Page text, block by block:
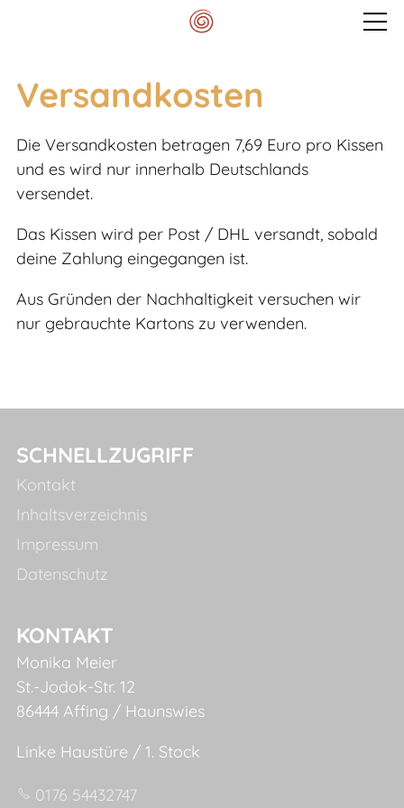
Veranstaltungen
Mein Spektrum
Blog
Meditationskissen
Kontakt
Versandkosten
Die Versandkosten betragen 7,69 Euro pro Kissen
und es wird nur innerhalb Deutschlands
versendet.
Das Kissen wird per Post / DHL versandt, sobald
deine Zahlung eingegangen ist.
Aus Gründen der Nachhaltigkeit versuchen wir
nur gebrauchte Kartons zu verwenden.
SCHNELLZUGRIFF
Kontakt
Inhaltsverzeichnis
Impressum
Datenschutz
KONTAKT
Monika Meier
St.-Jodok-Str. 12
86444 Affing / Haunswies
Linke Haustüre / 1. Stock
0176 54432747